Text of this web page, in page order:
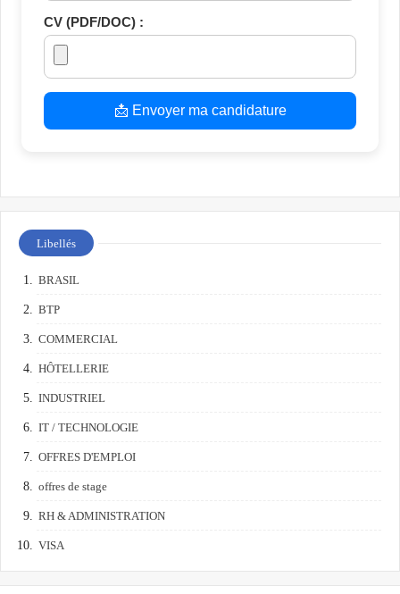
CV (PDF/DOC) :
📩 Envoyer ma candidature
Libellés
BRASIL
BTP
COMMERCIAL
HÔTELLERIE
INDUSTRIEL
IT / TECHNOLOGIE
OFFRES D'EMPLOI
offres de stage
RH & ADMINISTRATION
VISA